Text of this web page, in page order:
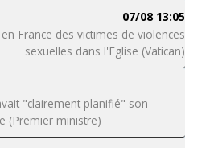
07/08 13:05
France des victimes de violences
sexuelles dans l'Eglise (Vatican)
"clairement planifié" son
(Premier ministre)